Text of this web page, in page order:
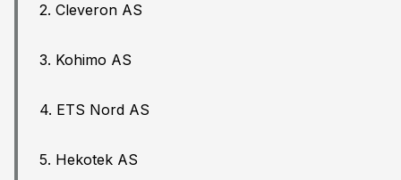
2. Cleveron AS
3. Kohimo AS
4. ETS Nord AS
5. Hekotek AS